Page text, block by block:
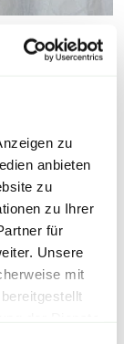
zu
anbieten
zu
zu Ihrer
für
Unsere
mit